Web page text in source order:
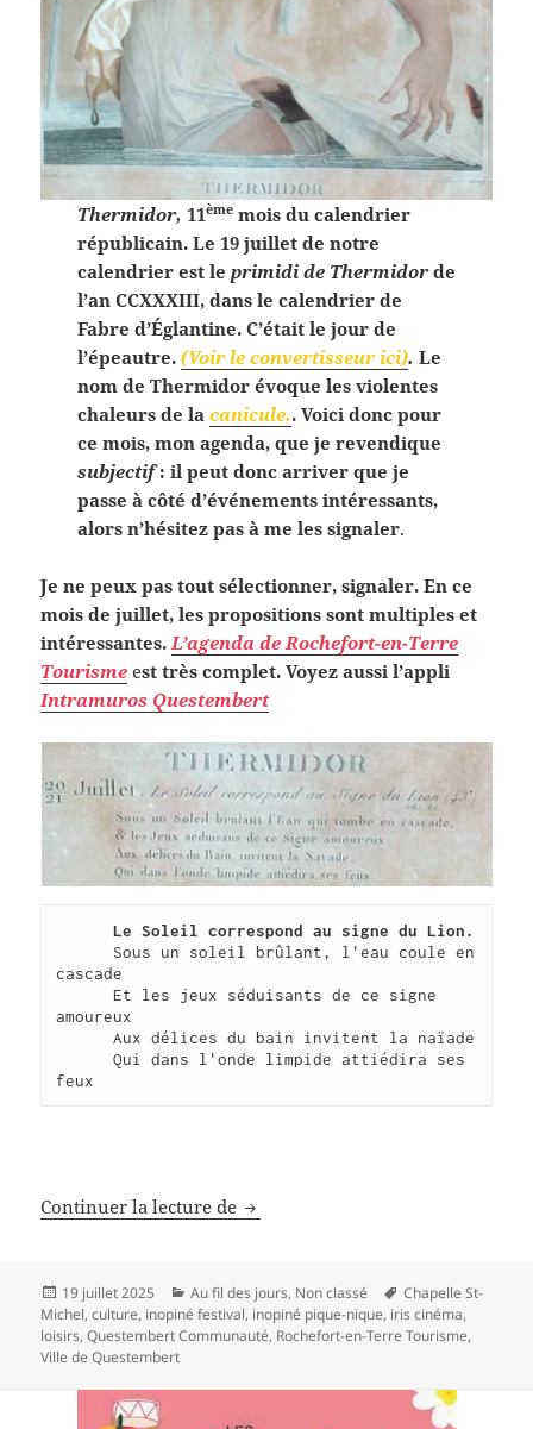
Thermidor, 11èmemois du calendrier
républicain. Le 19 juillet de notre
calendrier est le primidi de Thermidorde
l’an CCXXXIII, dans le calendrier de
Fabre d’Églantine. C’était le jour de
l’épeautre. (Voir le convertisseur ici). Le
nom de Thermidor évoque les violentes
chaleurs de la canicule.. Voici donc pour
ce mois, mon agenda, que je revendique
subjectif: il peut donc arriver que je
passe à côté d’événements intéressants,
alors n’hésitez pas à me les signaler.
Je ne peux pas tout sélectionner, signaler. En ce
mois de juillet, les propositions sont multiples et
intéressantes.L’agenda de Rochefort-en-Terre
Tourisme est très complet. Voyez aussi l’appli
Intramuros Questembert
Le Soleil correspond au signe du Lion.
cascade
amoureux
      Aux délices du bain invitent la naïade
      Qui dans l'onde limpide attiédira ses
feux
Continuer la lecture de Thermidor CCXXXIII, mon
Publié
le
19 juillet 2025 Catégories
Au fil des jours, Non classé
Mots-
clés
Chapelle St-
Michel,culture, inopiné festival, inopiné pique-nique, iris cinéma,
loisirs,Questembert Communauté, Rochefort-en-Terre Tourisme,
Ville de Questembert